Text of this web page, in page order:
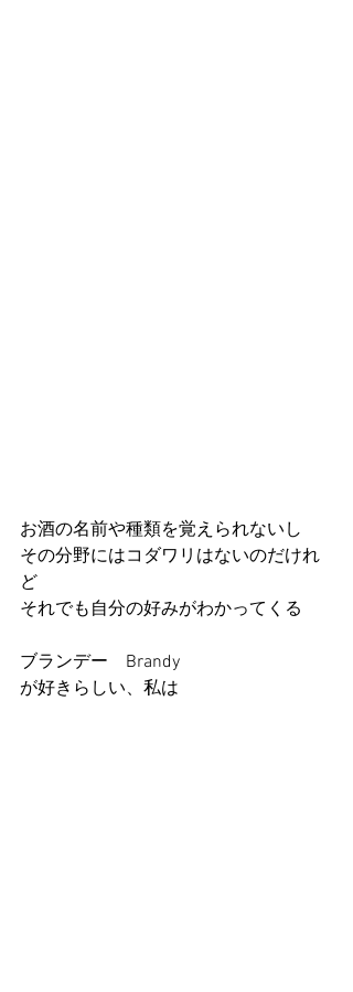
お酒の名前や種類を覚えられないし
その分野にはコダワリはないのだけれ
ど
それでも自分の好みがわかってくる
ブランデー　Brandy
が好きらしい、私は